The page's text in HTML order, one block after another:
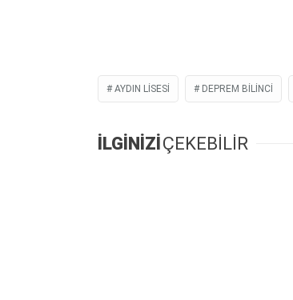
AYDIN LISESI DEPREM BILINCI
İLGİNİZİÇEKEBİLİR